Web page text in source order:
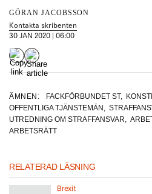
SD: Fredrik Lindahl: vill se ett utökat
deltar i politiska upprop på
uttrycker sig politiskt i sociala medier
opinionsbildande manifestationer på
C: Per Schöldberg: vill se större
myndigheten har det yttersta ansvaret.
L: Tina Acketoft: anser att frågan är
GÖRAN JACOBSSON
Kontakta skribenten
30 JAN 2020 | 06:00
ÄMNEN: FACKFÖRBUNDET ST,
OFFENTLIGA TJÄNSTEMÄN ,
UTREDNING OM STRAFFANSVAR,
ARBETSRÄTT
RELATERAD LÄSNING
Brexit